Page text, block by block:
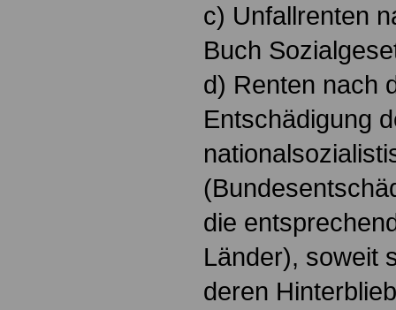
c) Unfallrenten
Buch
d) Renten nach
Entschädigung
die
Länder), soweit
deren